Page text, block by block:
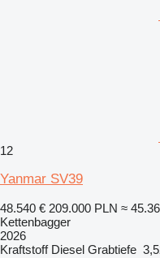
12
Yanmar SV39
48.540 € 209.000 PLN ≈
Kettenbagger
2026
Kraftstoff Diesel Grabtiefe